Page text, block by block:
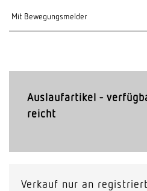
Auslaufartikel -
reicht
Verkauf nur an